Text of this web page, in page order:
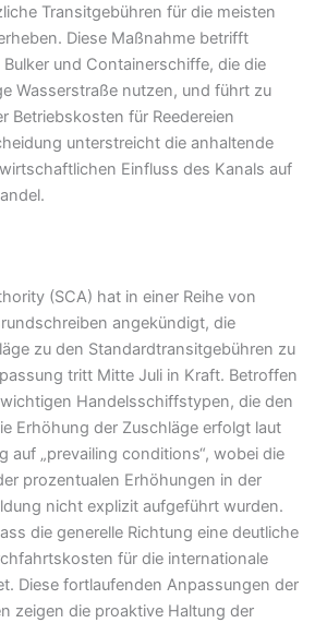
Transitgebühren für die meisten
Diese Maßnahme betrifft
Bulker und Containerschiffe, die die
Wasserstraße nutzen, und führt zu
Betriebskosten für Reedereien
unterstreicht die anhaltende
Einfluss des Kanals auf
(SCA) hat in einer Reihe von
angekündigt, die
zu den Standardtransitgebühren zu
tritt Mitte Juli in Kraft. Betroffen
Handelsschiffstypen, die den
Erhöhung der Zuschläge erfolgt laut
auf „prevailing conditions“, wobei die
prozentualen Erhöhungen in der
nicht explizit aufgeführt wurden.
die generelle Richtung eine deutliche
für die internationale
Diese fortlaufenden Anpassungen der
zeigen die proaktive Haltung der